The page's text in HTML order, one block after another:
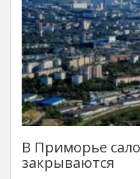
В Приморье
закрываются